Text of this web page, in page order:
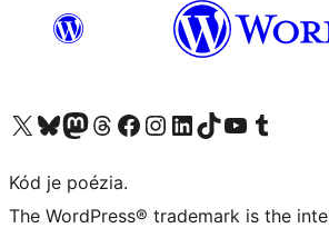
Navštívte náš účet na X (predtým Twitter)
Navštívte náš účet na platforme Bluesky
Navštívte náš účet na Mastodone
Navštívte náš účet na platforme Threads
Navštívte našu stránku na Facebooku
Navštívte náš účet Instagram
Navštívte náš účet LinkedIn
Navštívte náš účet na platforme TikTok
Navštívte náš kanál YouTube
Navštívte náš účet na platforme Tumblr
Kód je poézia.
The WordPress® trademark is the